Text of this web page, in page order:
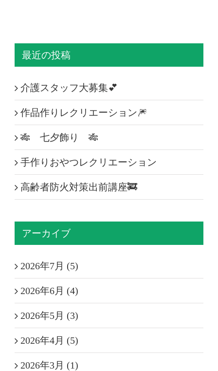
最近の投稿
介護スタッフ大募集💕
作品作りレクリエーション🎆
🎋 七夕飾り 🎋
手作りおやつレクリエーション
高齢者防火対策出前講座🚒
アーカイブ
2026年7月 (5)
2026年6月 (4)
2026年5月 (3)
2026年4月 (5)
2026年3月 (1)